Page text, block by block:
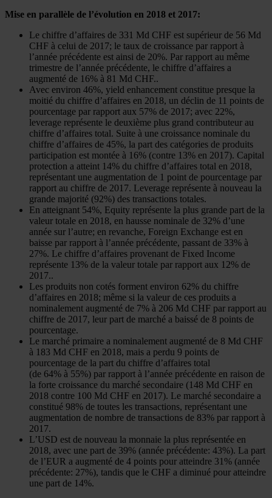
Mise en parallèle de l’évolution en 2018 et 2017:
Le chiffre d’affaires de 331 Md CHF est supérieur de 56 Md
CHF à celui de 2017; le taux de croissance par rapport à
l’année précédente est ainsi de 20%. Par rapport au même
trimestre de l’année précédente, le chiffre d’affaires a
augmenté de 16% à 81 Md CHF..
Avec environ 46%, yield enhancement constitue presque la
moitié du chiffre d’affaires en 2018, un déclin de 11 points de
pourcentage par rapport aux 57% de 2017; avec 22%,
leverage représente le deuxième plus grand contributeur au
chiffre d’affaires total. Suite à une croissance nominale du
chiffre d’affaires de 45%, la part des catégories de produits
participation est montée à 16% (contre 13% en 2017). Capital
protection a atteint 14% du chiffre d’affaires total en 2018,
représentant une augmentation de 1 point de pourcentage par
rapport au chiffre de 2017. Leverage représente à nouveau la
grande majorité (92%) des transactions totales.
En atteignant 54%, Equity représente la plus grande part de la
valeur totale en 2018, en hausse nominale de 32% d’une
année sur l’autre; en revanche, Foreign Exchange est en
baisse par rapport à l’année précédente, passant de 33% à
27%. Le chiffre d’affaires provenant de Fixed Income
représente 13% de la valeur totale par rapport aux 12% de
2017..
Les produits non cotés forment environ 62% du chiffre
d’affaires en 2018; même si la valeur de ces produits a
nominalement augmenté de 7% à 206 Md CHF par rapport au
chiffre de 2017, leur part de marché a baissé de 8 points de
pourcentage.
Le marché primaire a nominalement augmenté de 8 Md CHF
à 183 Md CHF en 2018, mais a perdu 9 points de
pourcentage de la part du chiffre d’affaires total
(de 64% à 55%) par rapport à l’année précédente en raison de
la forte croissance du marché secondaire (148 Md CHF en
2018 contre 100 Md CHF en 2017). Le marché secondaire a
constitué 98% de toutes les transactions, représentant une
augmentation de nombre de transactions de 83% par rapport à
2017.
L’USD est de nouveau la monnaie la plus représentée en
2018, avec une part de 39% (année précédente: 43%). La part
de l’EUR a augmenté de 4 points pour atteindre 31% (année
précédente: 27%), tandis que le CHF a diminué pour atteindre
une part de 14%.